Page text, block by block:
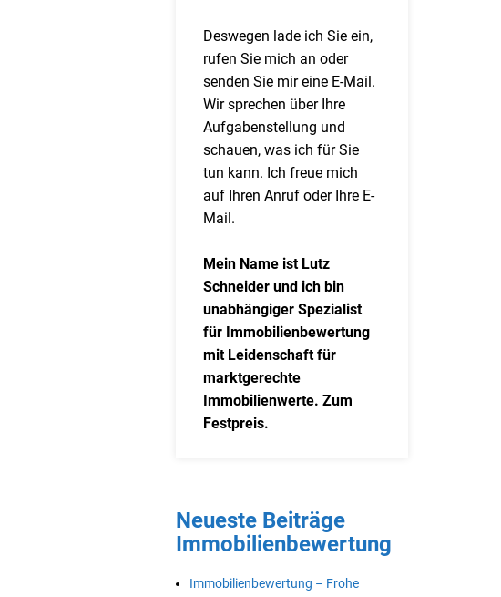
Deswegen lade ich Sie ein,
rufen Sie mich an oder
senden Sie mir eine E-Mail.
Wir sprechen über Ihre
Aufgabenstellung und
schauen, was ich für Sie
tun kann. Ich freue mich
auf Ihren Anruf oder Ihre E-
Mail.
Mein Name ist Lutz
Schneider und ich bin
unabhängiger Spezialist
für Immobilienbewertung
mit Leidenschaft für
marktgerechte
Immobilienwerte. Zum
Festpreis.
Neueste Beiträge
Immobilienbewertung
Immobilienbewertung – Frohe